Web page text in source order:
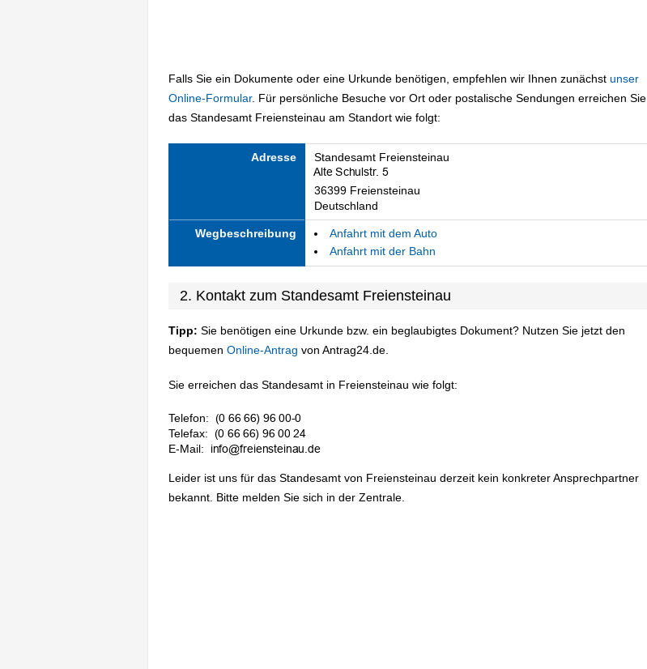
Falls Sie ein Dokumente oder eine Urkunde benötigen, empfehlen wir Ihnen zunächst unser
Online-Formular. Für persönliche Besuche vor Ort oder postalische Sendungen erreichen Sie
das Standesamt Freiensteinau am Standort wie folgt:
Adresse Standesamt Freiensteinau
36399 Freiensteinau
Deutschland
Wegbeschreibung
Anfahrt mit dem Auto
Anfahrt mit der Bahn
2. Kontakt zum Standesamt Freiensteinau
Tipp: Sie benötigen eine Urkunde bzw. ein beglaubigtes Dokument? Nutzen Sie jetzt den
bequemen Online-Antrag von Antrag24.de.
Sie erreichen das Standesamt in Freiensteinau wie folgt:
Telefon:
Telefax:
E-Mail:
Leider ist uns für das Standesamt von Freiensteinau derzeit kein konkreter Ansprechpartner
bekannt. Bitte melden Sie sich in der Zentrale.